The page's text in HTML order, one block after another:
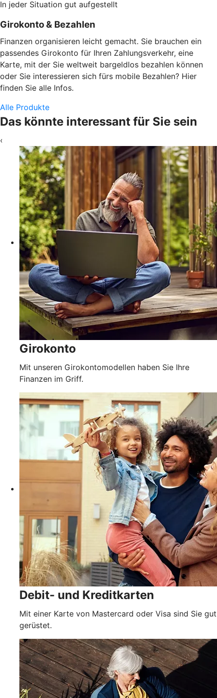
In jeder Situation gut aufgestellt
Girokonto & Bezahlen
Finanzen organisieren leicht gemacht. Sie brauchen ein
passendes Girokonto für Ihren Zahlungsverkehr, eine
Karte, mit der Sie weltweit bargeldlos bezahlen können
oder Sie interessieren sich fürs mobile Bezahlen? Hier
finden Sie alle Infos.
Alle Produkte
Das könnte interessant für Sie sein
‹
Girokonto
Mit unseren Girokontomodellen haben Sie Ihre
Finanzen im Griff.
Debit- und Kreditkarten
Mit einer Karte von Mastercard oder Visa sind Sie gut
gerüstet.